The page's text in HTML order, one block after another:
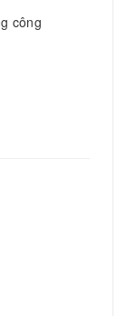
công